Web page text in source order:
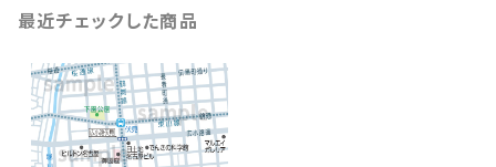
最近チェックした商品